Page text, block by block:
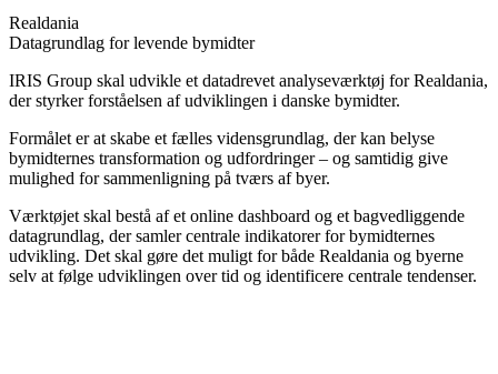
Realdania
Datagrundlag for levende bymidter
IRIS Group skal udvikle et datadrevet analyseværktøj for Realdania,
der styrker forståelsen af udviklingen i danske bymidter.
Formålet er at skabe et fælles vidensgrundlag, der kan belyse
bymidternes transformation og udfordringer – og samtidig give
mulighed for sammenligning på tværs af byer.
Værktøjet skal bestå af et online dashboard og et bagvedliggende
datagrundlag, der samler centrale indikatorer for bymidternes
udvikling. Det skal gøre det muligt for både Realdania og byerne
selv at følge udviklingen over tid og identificere centrale tendenser.